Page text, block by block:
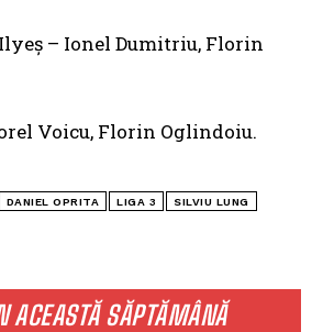
ACEASTĂ SĂPTĂMÂNĂ
– Ionel Dumitriu, Florin
Voicu, Florin Oglindoiu.
DANIEL OPRITA LIGA 3 SILVIU LUNG